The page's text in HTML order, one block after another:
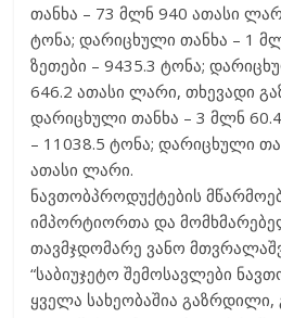
თანხა – 73 მლნ 940 ათასი
ტონა; დარიცხული თანხა – 1
ზეთები – 9435.3 ტონა;
646.2 ათასი ლარი, თხევადი
დარიცხული თანხა – 3 მლნ
– 11038.5 ტონა; დარიცხული
ათასი ლარი.
ნავთობპროდუქტების
იმპორტიორთა და
თავმჯდომარე ვანო
“საბიუჯეტო შემოსავლები
ყველა სახეობაშია გაზრდილი,